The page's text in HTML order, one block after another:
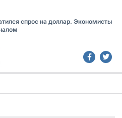
спрос на доллар. Экономисты